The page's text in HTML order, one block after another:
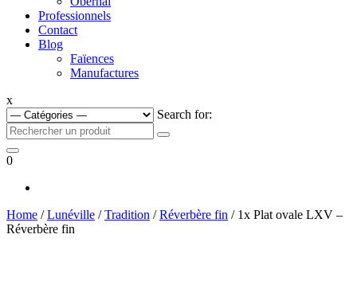
Professionnels
Contact
Blog
Faïences
Manufactures
x
Search for:
0
Home /Lunéville /Tradition /Réverbère fin / 1x Plat ovale LXV –
Réverbère fin